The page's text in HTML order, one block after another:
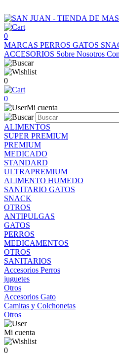
0
MARCAS PERROS GATOS
ACCESORIOS Sobre Nosotros
0
0
Mi cuenta
ALIMENTOS
SUPER PREMIUM
PREMIUM
MEDICADO
STANDARD
ULTRAPREMIUM
ALIMENTO HUMEDO
SANITARIO GATOS
SNACK
OTROS
ANTIPULGAS
GATOS
PERROS
MEDICAMENTOS
OTROS
SANITARIOS
Accesorios Perros
juguetes
Otros
Accesorios Gato
Camitas y Colchonetas
Otros
Mi cuenta
0